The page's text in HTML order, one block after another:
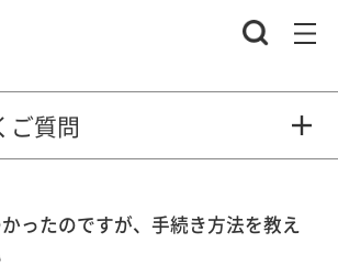
ご質問
ったのですが、手続き方法を教え